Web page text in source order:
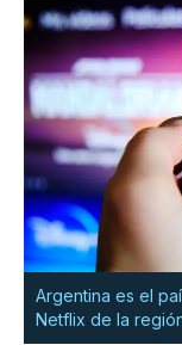
Argentina es el
Netflix de la